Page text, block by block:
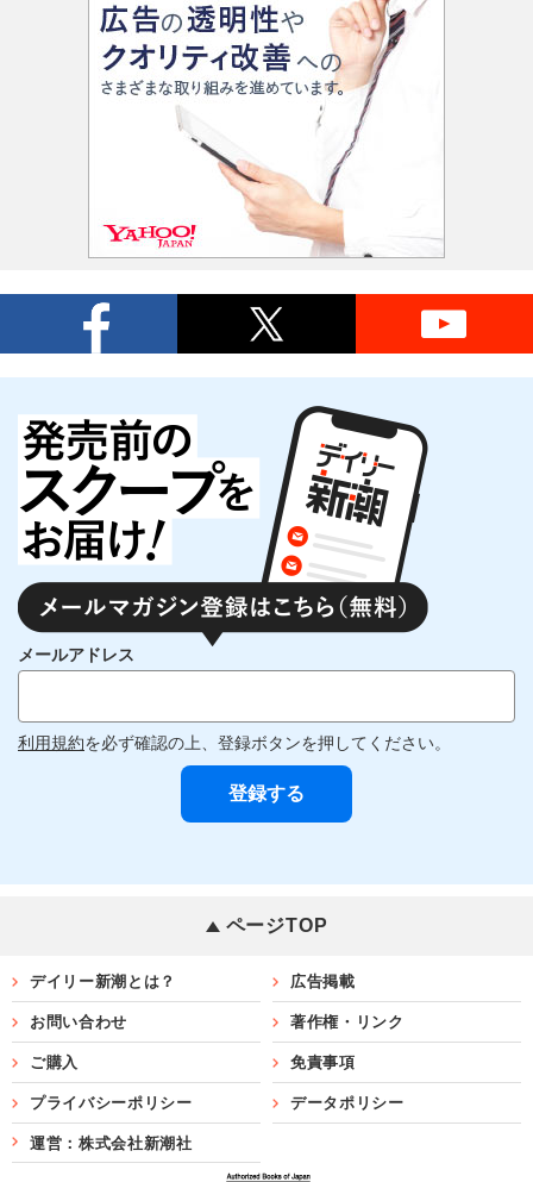
メールアドレス
利用規約を必ず確認の上、登録ボタンを押してください。
ページTOP
デイリー新潮とは？ 広告掲載
お問い合わせ 著作権・リンク
ご購入 免責事項
プライバシーポリシー データポリシー
運営：株式会社新潮社